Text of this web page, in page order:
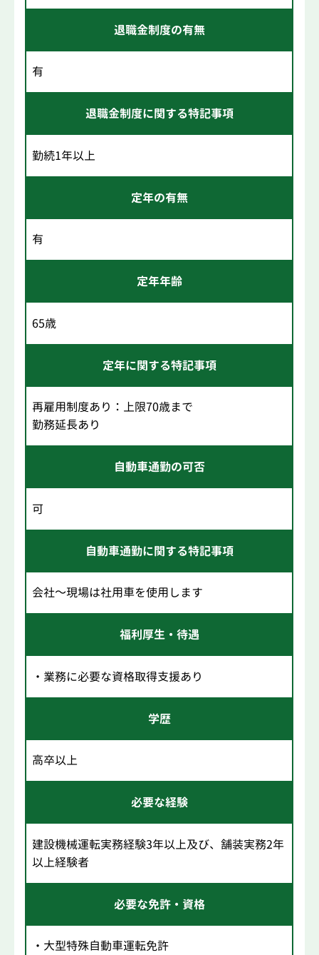
退職金制度の有無
有
退職金制度に関する特記事項
勤続1年以上
定年の有無
有
定年年齢
65歳
定年に関する特記事項
再雇用制度あり：上限70歳まで
勤務延長あり
自動車通勤の可否
可
自動車通勤に関する特記事項
会社～現場は社用車を使用します
福利厚生・待遇
・業務に必要な資格取得支援あり
学歴
高卒以上
必要な経験
建設機械運転実務経験3年以上及び、舗装実務2年
以上経験者
必要な免許・資格
・大型特殊自動車運転免許